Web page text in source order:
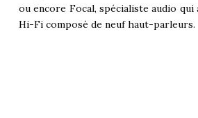
ou encore Focal, spécialiste audio
Hi-Fi composé de neuf haut-parleurs.